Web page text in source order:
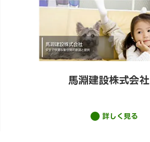
馬淵建設株式会社
詳しく見る